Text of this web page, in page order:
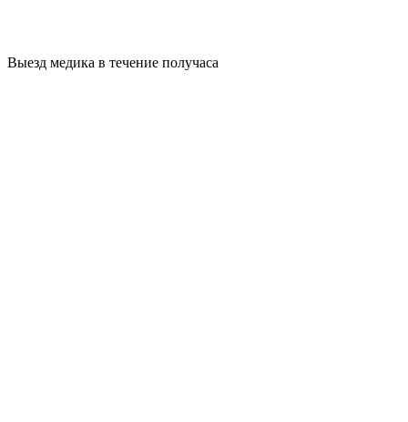
Выезд медика в течение получаса